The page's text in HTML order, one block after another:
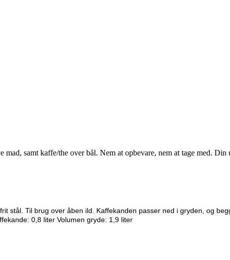
samt kaffe/the over bål. Nem at opbevare, nem at tage med.
stål. Til brug over åben ild. Kaffekanden passer ned i gryden, og
0,8 liter Volumen gryde: 1,9 liter